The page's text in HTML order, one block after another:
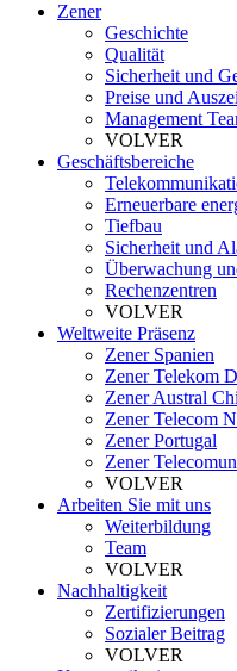
Zener
Geschichte
Qualität
Sicherheit und
Preise und
Management
VOLVER
Geschäftsbereiche
Erneuerbare
Tiefbau
Sicherheit und
Überwachung
Rechenzentren
VOLVER
Weltweite Präsenz
Zener Spanien
Zener Telekom
Zener Austral
Zener Telecom
Zener Portugal
Zener
VOLVER
Arbeiten Sie mit uns
Weiterbildung
Team
VOLVER
Nachhaltigkeit
Zertifizierungen
Sozialer Beitrag
VOLVER